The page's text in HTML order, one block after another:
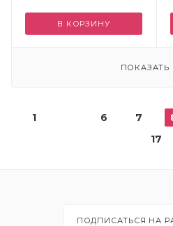
В КОРЗИНУ
ПОКАЗАТЬ
1 6 7
17
ПОДПИСАТЬСЯ НА